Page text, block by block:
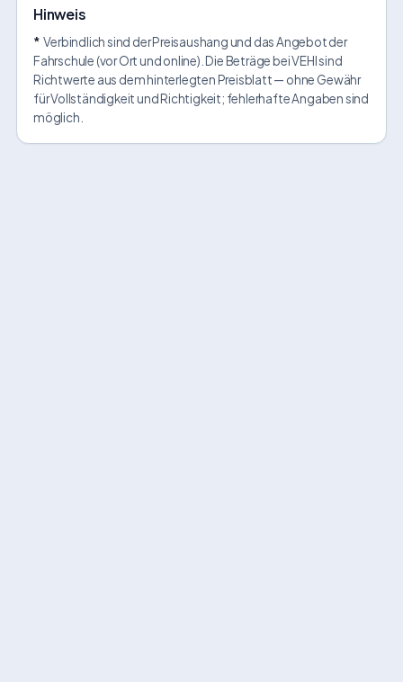
Hinweis
* Verbindlich sind der Preisaushang und das Angebot der
Fahrschule (vor Ort und online). Die Beträge bei VEHI sind
Richtwerte aus dem hinterlegten Preisblatt — ohne Gewähr
für Vollständigkeit und Richtigkeit; fehlerhafte Angaben sind
möglich.